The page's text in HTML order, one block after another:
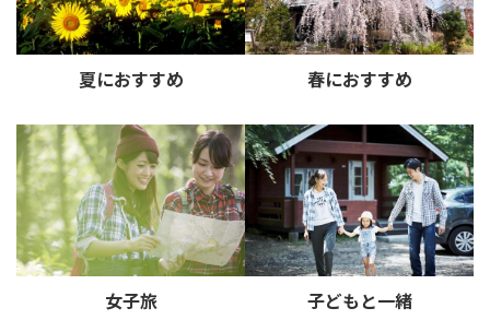
夏におすすめ 春におすすめ
女子旅 子どもと一緒